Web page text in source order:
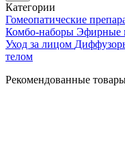
Категории
Гомеопатические
Комбо-наборы Эфирные
Уход за лицом
телом
Рекомендованные